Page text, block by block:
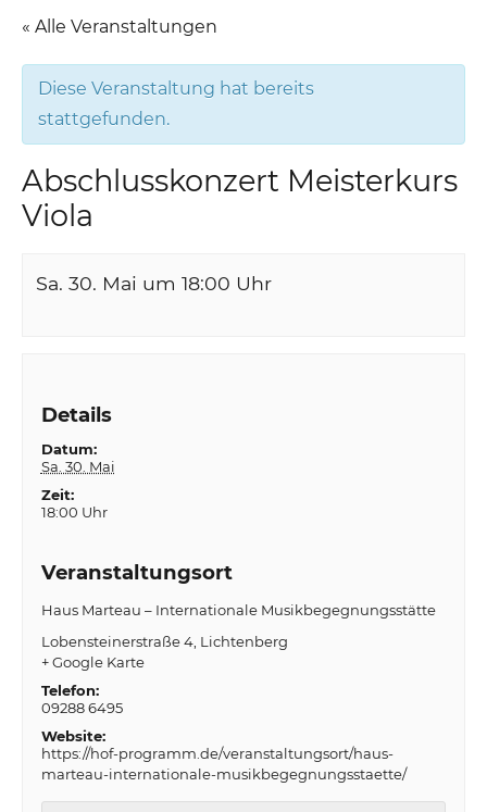
« Alle Veranstaltungen
Diese Veranstaltung hat bereits
stattgefunden.
Abschlusskonzert Meisterkurs
Viola
Sa. 30. Mai um 18:00 Uhr
Details
Datum:
Sa. 30. Mai
Zeit:
18:00 Uhr
Veranstaltungsort
Haus Marteau – Internationale Musikbegegnungsstätte
Lobensteinerstraße 4 Lichtenberg
+ Google Karte
Telefon:
09288 6495
Website:
https://hof-programm.de/veranstaltungsort/haus-
marteau-internationale-musikbegegnungsstaette/